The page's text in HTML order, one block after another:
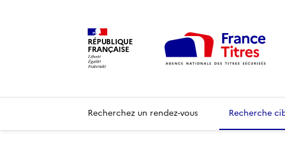
RÉPUBLIQUE
FRANÇAISE
Recherchez un rendez-vous Recherche